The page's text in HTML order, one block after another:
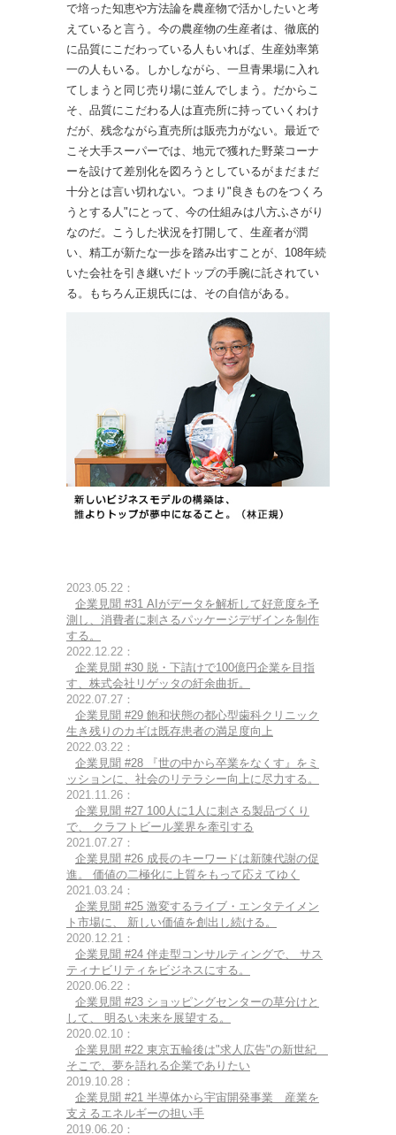
で培った知恵や方法論を農産物で活かしたいと考
えていると言う。今の農産物の生産者は、徹底的
に品質にこだわっている人もいれば、生産効率第
一の人もいる。しかしながら、一旦青果場に入れ
てしまうと同じ売り場に並んでしまう。だからこ
そ、品質にこだわる人は直売所に持っていくわけ
だが、残念ながら直売所は販売力がない。最近で
こそ大手スーパーでは、地元で獲れた野菜コーナ
ーを設けて差別化を図ろうとしているがまだまだ
十分とは言い切れない。つまり"良きものをつくろ
うとする人"にとって、今の仕組みは八方ふさがり
なのだ。こうした状況を打開して、生産者が潤
い、精工が新たな一歩を踏み出すことが、108年続
いた会社を引き継いだトップの手腕に託されてい
る。もちろん正規氏には、その自信がある。
2023.05.22：
企業見聞 #31 AIがデータを解析して好意度を予
測し、消費者に刺さるパッケージデザインを制作
する。
2022.12.22：
企業見聞 #30 脱・下請けで100億円企業を目指
す、株式会社リゲッタの紆余曲折。
2022.07.27：
企業見聞 #29 飽和状態の都心型歯科クリニック
生き残りのカギは既存患者の満足度向上
2022.03.22：
企業見聞 #28 『世の中から卒業をなくす』をミ
ッションに、社会のリテラシー向上に尽力する。
2021.11.26：
企業見聞 #27 100人に1人に刺さる製品づくり
で、 クラフトビール業界を牽引する
2021.07.27：
企業見聞 #26 成長のキーワードは新陳代謝の促
進。 価値の二極化に上質をもって応えてゆく
2021.03.24：
企業見聞 #25 激変するライブ・エンタテイメン
ト市場に、 新しい価値を創出し続ける。
2020.12.21：
企業見聞 #24 伴走型コンサルティングで、 サス
ティナビリティをビジネスにする。
2020.06.22：
企業見聞 #23 ショッピングセンターの草分けと
して、 明るい未来を展望する。
2020.02.10：
企業見聞 #22 東京五輪後は"求人広告"の新世紀
そこで、夢を語れる企業でありたい
2019.10.28：
企業見聞 #21 半導体から宇宙開発事業 産業を
支えるエネルギーの担い手
2019.06.20：